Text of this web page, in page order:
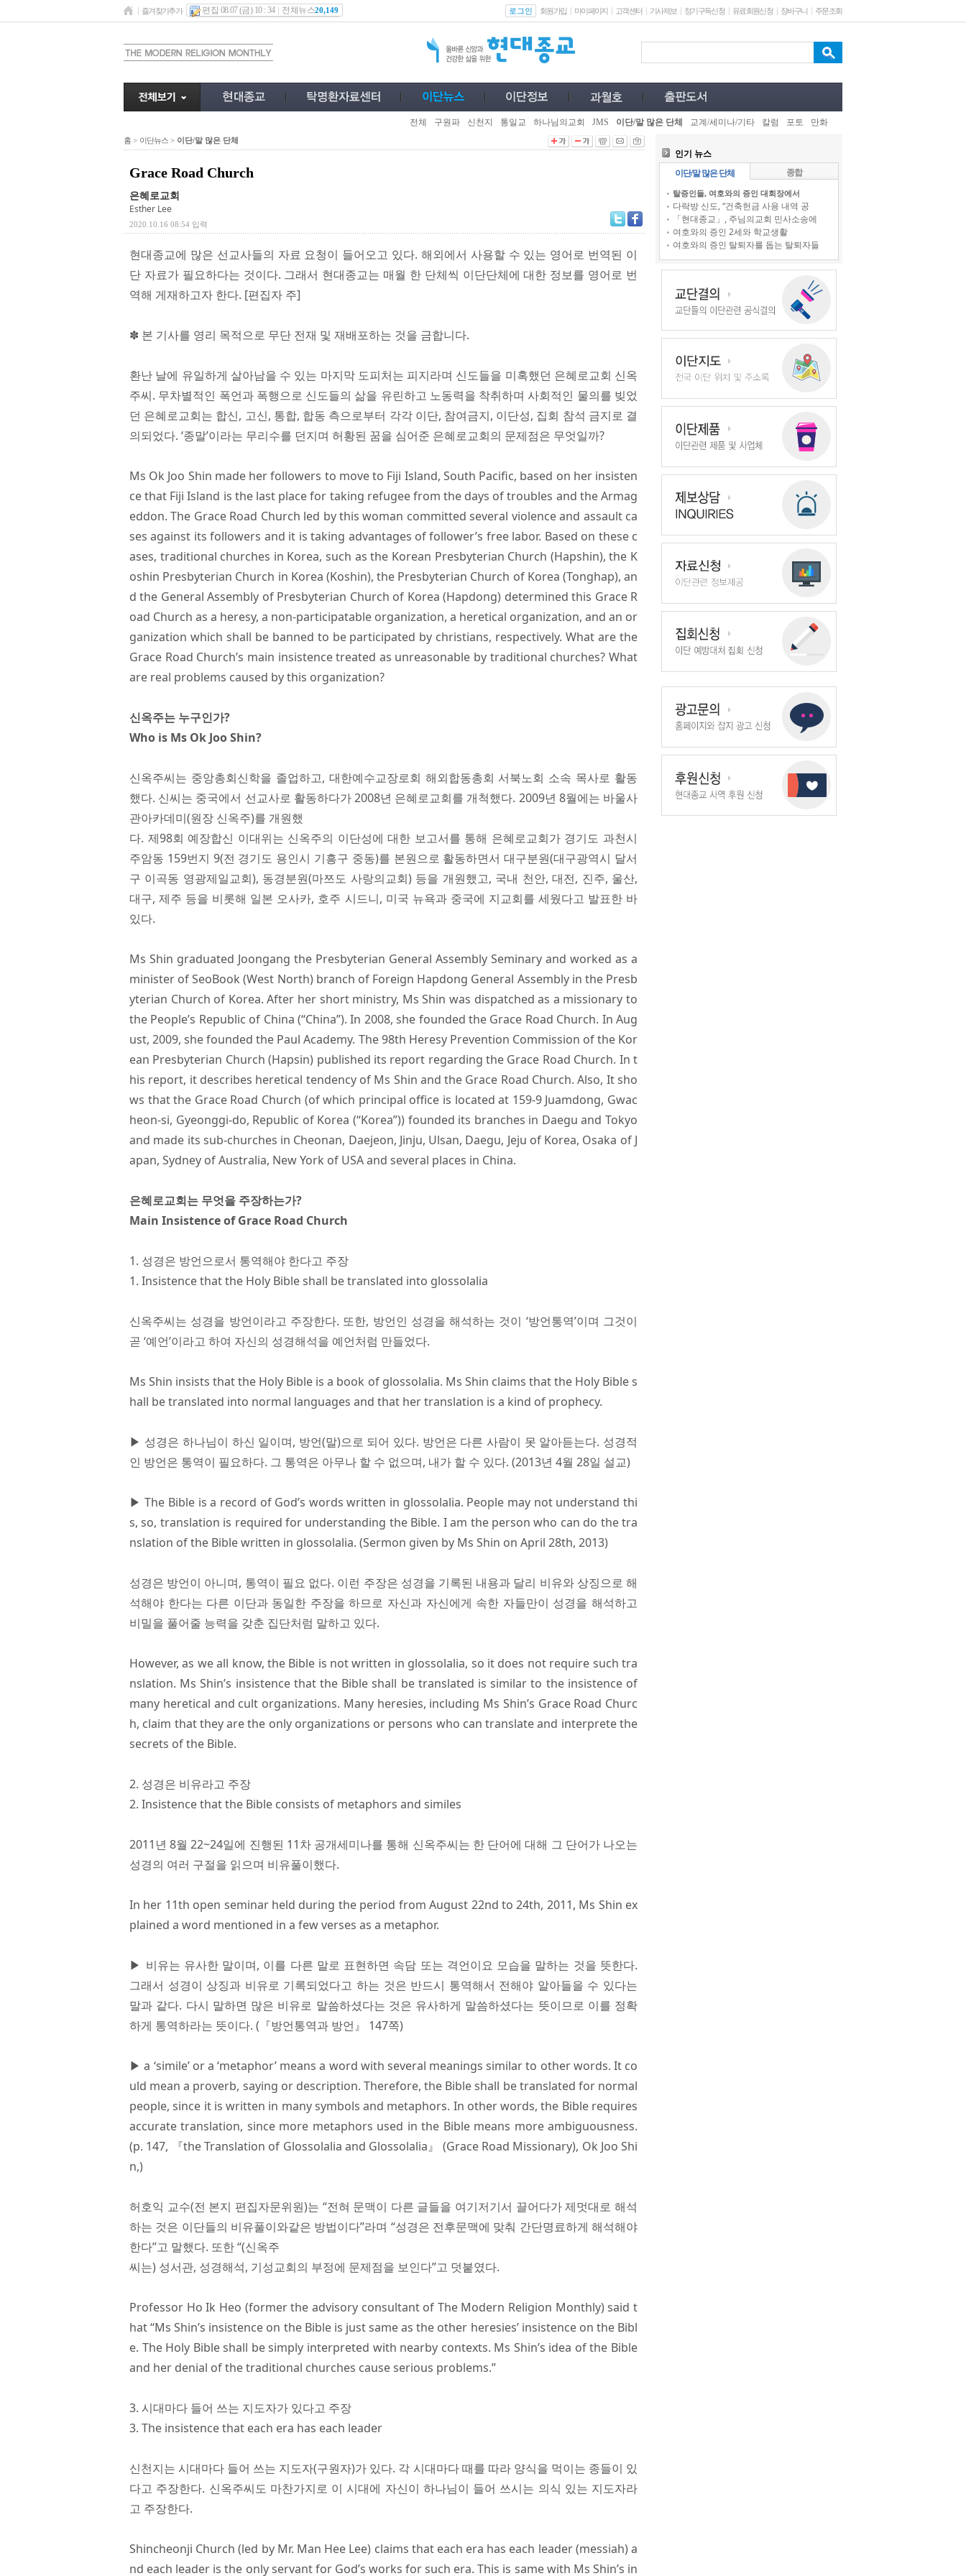
즐겨찾기추가 편집 08.07 (금) 10 : 34 전체뉴스20,149 로그인 회원가입 마이페이지 고객센터 기사제보 정기구독신청 유료회원신청 장바구니 주문조회
전체 구원파 신천지 통일교 하나님의교회 JMS 이단/말 많은 단체 교계/세미나/기타 칼럼 포토 만화
홈 > 이단뉴스 > 이단/말 많은 단체
Grace Road Church
은혜로교회
Esther Lee
2020.10.16 08:54 입력
현대종교에 많은 선교사들의 자료 요청이 들어오고 있다. 해외에서 사용할 수 있는 영어로 번역된 이
단 자료가 필요하다는 것이다. 그래서 현대종교는 매월 한 단체씩 이단단체에 대한 정보를 영어로 번
역해 게재하고자 한다. [편집자 주]
✽ 본 기사를 영리 목적으로 무단 전재 및 재배포하는 것을 금합니다.
환난 날에 유일하게 살아남을 수 있는 마지막 도피처는 피지라며 신도들을 미혹했던 은혜로교회 신옥
주씨. 무차별적인 폭언과 폭행으로 신도들의 삶을 유린하고 노동력을 착취하며 사회적인 물의를 빚었
던 은혜로교회는 합신, 고신, 통합, 합동 측으로부터 각각 이단, 참여금지, 이단성, 집회 참석 금지로 결
의되었다. ‘종말’이라는 무리수를 던지며 허황된 꿈을 심어준 은혜로교회의 문제점은 무엇일까?
Ms Ok Joo Shin made her followers to move to Fiji Island, South Pacific, based on her insisten
ce that Fiji Island is the last place for taking refugee from the days of troubles and the Armag
eddon. The Grace Road Church led by this woman committed several violence and assault ca
ses against its followers and it is taking advantages of follower’s free labor. Based on these c
ases, traditional churches in Korea, such as the Korean Presbyterian Church (Hapshin), the K
oshin Presbyterian Church in Korea (Koshin), the Presbyterian Church of Korea (Tonghap), an
d the General Assembly of Presbyterian Church of Korea (Hapdong) determined this Grace R
oad Church as a heresy, a non-participatable organization, a heretical organization, and an or
ganization which shall be banned to be participated by christians, respectively. What are the
Grace Road Church’s main insistence treated as unreasonable by traditional churches? What
are real problems caused by this organization?
신옥주는 누구인가?
Who is Ms Ok Joo Shin?
신옥주씨는 중앙총회신학을 졸업하고, 대한예수교장로회 해외합동총회 서북노회 소속 목사로 활동
했다. 신씨는 중국에서 선교사로 활동하다가 2008년 은혜로교회를 개척했다. 2009년 8월에는 바울사
관아카데미(원장 신옥주)를 개원했
다. 제98회 예장합신 이대위는 신옥주의 이단성에 대한 보고서를 통해 은혜로교회가 경기도 과천시
주암동 159번지 9(전 경기도 용인시 기흥구 중동)를 본원으로 활동하면서 대구분원(대구광역시 달서
구 이곡동 영광제일교회), 동경분원(마쯔도 사랑의교회) 등을 개원했고, 국내 천안, 대전, 진주, 울산,
대구, 제주 등을 비롯해 일본 오사카, 호주 시드니, 미국 뉴욕과 중국에 지교회를 세웠다고 발표한 바
있다.
Ms Shin graduated Joongang the Presbyterian General Assembly Seminary and worked as a
minister of SeoBook (West North) branch of Foreign Hapdong General Assembly in the Presb
yterian Church of Korea. After her short ministry, Ms Shin was dispatched as a missionary to
the People’s Republic of China (“China”). In 2008, she founded the Grace Road Church. In Aug
ust, 2009, she founded the Paul Academy. The 98th Heresy Prevention Commission of the Kor
ean Presbyterian Church (Hapsin) published its report regarding the Grace Road Church. In t
his report, it describes heretical tendency of Ms Shin and the Grace Road Church. Also, It sho
ws that the Grace Road Church (of which principal office is located at 159-9 Juamdong, Gwac
heon-si, Gyeonggi-do, Republic of Korea (“Korea”)) founded its branches in Daegu and Tokyo
and made its sub-churches in Cheonan, Daejeon, Jinju, Ulsan, Daegu, Jeju of Korea, Osaka of J
apan, Sydney of Australia, New York of USA and several places in China.
은혜로교회는 무엇을 주장하는가?
Main Insistence of Grace Road Church
1. 성경은 방언으로서 통역해야 한다고 주장
1. Insistence that the Holy Bible shall be translated into glossolalia
신옥주씨는 성경을 방언이라고 주장한다. 또한, 방언인 성경을 해석하는 것이 ‘방언통역’이며 그것이
곧 ‘예언’이라고 하여 자신의 성경해석을 예언처럼 만들었다.
Ms Shin insists that the Holy Bible is a book of glossolalia. Ms Shin claims that the Holy Bible s
hall be translated into normal languages and that her translation is a kind of prophecy.
▶ 성경은 하나님이 하신 일이며, 방언(말)으로 되어 있다. 방언은 다른 사람이 못 알아듣는다. 성경적
인 방언은 통역이 필요하다. 그 통역은 아무나 할 수 없으며, 내가 할 수 있다. (2013년 4월 28일 설교)
▶ The Bible is a record of God’s words written in glossolalia. People may not understand thi
s, so, translation is required for understanding the Bible. I am the person who can do the tra
nslation of the Bible written in glossolalia. (Sermon given by Ms Shin on April 28th, 2013)
성경은 방언이 아니며, 통역이 필요 없다. 이런 주장은 성경을 기록된 내용과 달리 비유와 상징으로 해
석해야 한다는 다른 이단과 동일한 주장을 하므로 자신과 자신에게 속한 자들만이 성경을 해석하고
비밀을 풀어줄 능력을 갖춘 집단처럼 말하고 있다.
However, as we all know, the Bible is not written in glossolalia, so it does not require such tra
nslation. Ms Shin’s insistence that the Bible shall be translated is similar to the insistence of
many heretical and cult organizations. Many heresies, including Ms Shin’s Grace Road Churc
h, claim that they are the only organizations or persons who can translate and interprete the
secrets of the Bible.
2. 성경은 비유라고 주장
2. Insistence that the Bible consists of metaphors and similes
2011년 8월 22~24일에 진행된 11차 공개세미나를 통해 신옥주씨는 한 단어에 대해 그 단어가 나오는
성경의 여러 구절을 읽으며 비유풀이했다.
In her 11th open seminar held during the period from August 22nd to 24th, 2011, Ms Shin ex
plained a word mentioned in a few verses as a metaphor.
▶ 비유는 유사한 말이며, 이를 다른 말로 표현하면 속담 또는 격언이요 모습을 말하는 것을 뜻한다.
그래서 성경이 상징과 비유로 기록되었다고 하는 것은 반드시 통역해서 전해야 알아들을 수 있다는
말과 같다. 다시 말하면 많은 비유로 말씀하셨다는 것은 유사하게 말씀하셨다는 뜻이므로 이를 정확
하게 통역하라는 뜻이다. (『방언통역과 방언』 147쪽)
▶ a ‘simile’ or a ‘metaphor’ means a word with several meanings similar to other words. It co
uld mean a proverb, saying or description. Therefore, the Bible shall be translated for normal
people, since it is written in many symbols and metaphors. In other words, the Bible requires
accurate translation, since more metaphors used in the Bible means more ambiguousness.
(p. 147, 『the Translation of Glossolalia and Glossolalia』 (Grace Road Missionary), Ok Joo Shi
n,)
허호익 교수(전 본지 편집자문위원)는 “전혀 문맥이 다른 글들을 여기저기서 끌어다가 제멋대로 해석
하는 것은 이단들의 비유풀이와같은 방법이다”라며 “성경은 전후문맥에 맞춰 간단명료하게 해석해야
한다”고 말했다. 또한 “(신옥주
씨는) 성서관, 성경해석, 기성교회의 부정에 문제점을 보인다”고 덧붙였다.
Professor Ho Ik Heo (former the advisory consultant of The Modern Religion Monthly) said t
hat “Ms Shin’s insistence on the Bible is just same as the other heresies’ insistence on the Bibl
e. The Holy Bible shall be simply interpreted with nearby contexts. Ms Shin’s idea of the Bible
and her denial of the traditional churches cause serious problems.”
3. 시대마다 들어 쓰는 지도자가 있다고 주장
3. The insistence that each era has each leader
신천지는 시대마다 들어 쓰는 지도자(구원자)가 있다. 각 시대마다 때를 따라 양식을 먹이는 종들이 있
다고 주장한다. 신옥주씨도 마찬가지로 이 시대에 자신이 하나님이 들어 쓰시는 의식 있는 지도자라
고 주장한다.
Shincheonji Church (led by Mr. Man Hee Lee) claims that each era has each leader (messiah) a
nd each leader is the only servant for God’s works for such era. This is same with Ms Shin’s in
인기 뉴스
이단/말 많은 단체
종합
탈증인들, 여호와의 증인 대회장에서
다락방 신도, “건축헌금 사용 내역 공
「현대종교」, 주님의교회 민사소송에
여호와의 증인 2세와 학교생활
여호와의 증인 탈퇴자를 돕는 탈퇴자들